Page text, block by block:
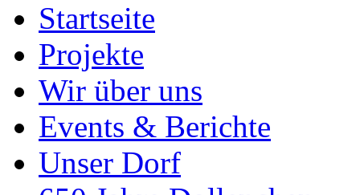
Startseite
Projekte
Wir über uns
Events & Berichte
Unser Dorf